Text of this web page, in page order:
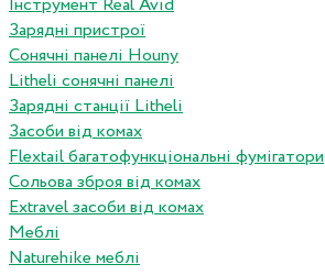
Інструмент Real Avid
Зарядні пристрої
Сонячні панелі Houny
Litheli сонячні панелі
Зарядні станції Litheli
Засоби від комах
Flextail багатофункціональні фумігатори
Сольова зброя від комах
Extravel засоби від комах
Меблі
Naturehike меблі